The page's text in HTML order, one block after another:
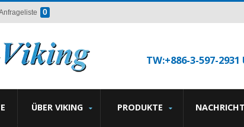
0
TW:+886-3-597-2931
ÜBER VIKING PRODUKTE